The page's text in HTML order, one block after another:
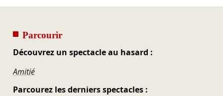
Parcourir
Découvrez un spectacle au hasard :
Amitié
Parcourez les derniers spectacles :